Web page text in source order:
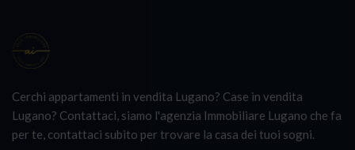
Cerchi appartamenti in vendita Lugano? Case in vendita
Lugano? Contattaci, siamo l'agenzia Immobiliare Lugano che fa
per te, contattaci subito per trovare la casa dei tuoi sogni.